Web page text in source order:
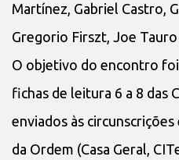
Martínez, Gabriel Castro,
Gregorio Firszt, Joe
O objetivo do encontro
fichas de leitura 6 a 8 das
enviados às
da Ordem (Casa Geral,